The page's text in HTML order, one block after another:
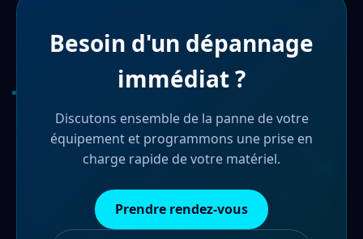
Besoin d'un dépannage
immédiat ?
Discutons ensemble de la panne de votre
équipement et programmons une prise en
charge rapide de votre matériel.
Prendre rendez-vous